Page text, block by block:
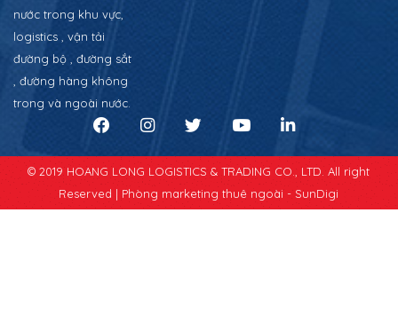
nước trong khu vực,
logistics , vận tải
đường bộ , đường sắt
, đường hàng không
trong và ngoài nước.
© 2019 HOANG LONG LOGISTICS & TRADING CO., LTD. All right
Reserved | Phòng marketing thuê ngoài - SunDigi